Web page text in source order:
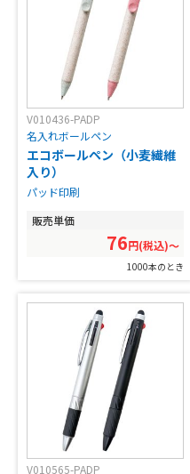
V010436-PADP
名入れボールペン
エコボールペン（小麦繊維
入り）
パッド印刷
販売単価
76円(税込)〜
1000本のとき
V010565-PADP